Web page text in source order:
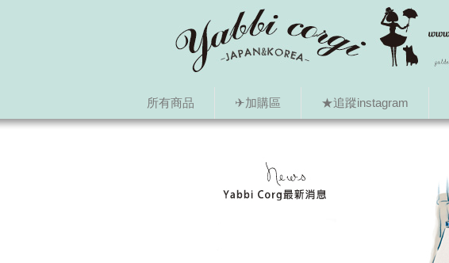
所有商品 ✈加購區 ★追蹤instagram